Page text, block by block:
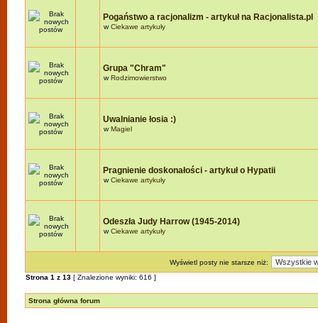
Pogaństwo a racjonalizm - artykuł na Racjonalista.pl
wCiekawe artykuły
Grupa "Chram"
wRodzimowierstwo
Uwalnianie łosia :)
wMagiel
Pragnienie doskonałości - artykuł o Hypatii
wCiekawe artykuły
Odeszła Judy Harrow (1945-2014)
wCiekawe artykuły
Wyświetl posty nie starsze niż:
Strona 1 z 13 [ Znalezione wyniki: 616 ]
Strona główna forum